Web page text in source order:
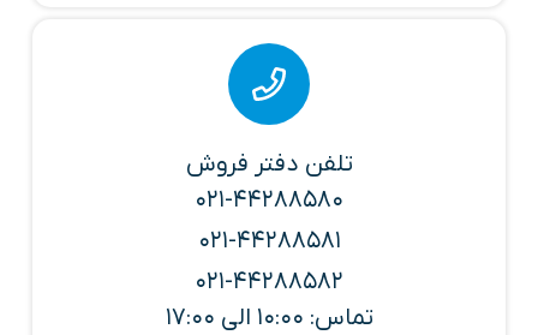
تلفن دفتر فروش
021-44288580
021-44288581
021-44288582
تماس: 10:00 الی 17:00